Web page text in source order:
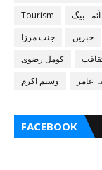
Tourism
آئمہ بیگ
جنت مرزا
خبریں
کومل رضوی
وسیم اکرم
عامر
FACEBOOK